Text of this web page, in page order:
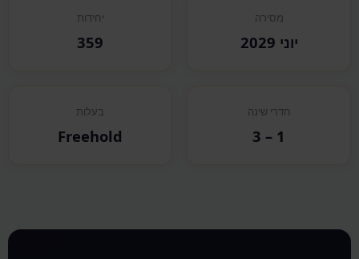
מסירה
יוני 2029
יחידות
359
חדרי שינה
1 – 3
בעלות
Freehold